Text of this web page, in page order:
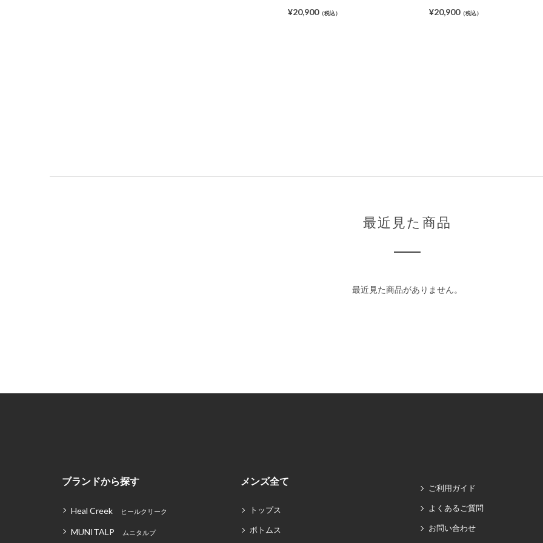
¥20,900（税込） ¥20,900（税込）
最近見た商品
最近見た商品がありません。
ブランドから探す
Heal Creek ヒールクリーク
MUNITALP ムニタルプ
メンズ全て
トップス
ボトムス
ご利用ガイド
よくあるご質問
お問い合わせ